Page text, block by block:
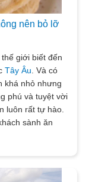
nên bỏ lỡ
giới biết đến
Tây Âu . Và có
khá nhỏ nhưng
phú và tuyệt vời
luôn rất tự hào.
sành ăn
để đến trong
cùng Vietsense